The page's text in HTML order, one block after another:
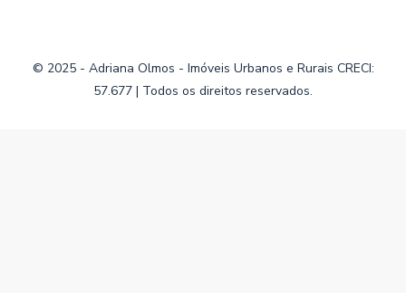
© 2025 - Adriana Olmos - Imóveis Urbanos e Rurais CRECI:
57.677 | Todos os direitos reservados.